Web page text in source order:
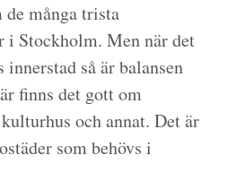
många trista
i Stockholm. Men när det
så är balansen
finns det gott om
och annat. Det är
som behövs i